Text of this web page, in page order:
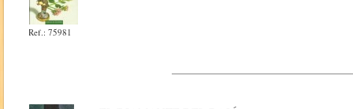
Ref.: 75981